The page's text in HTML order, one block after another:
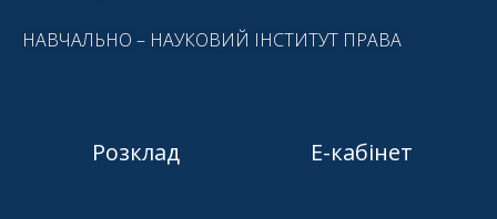
НАВЧАЛЬНО – НАУКОВИЙ ІНСТИТУТ ПРАВА
Розклад Е-кабінет